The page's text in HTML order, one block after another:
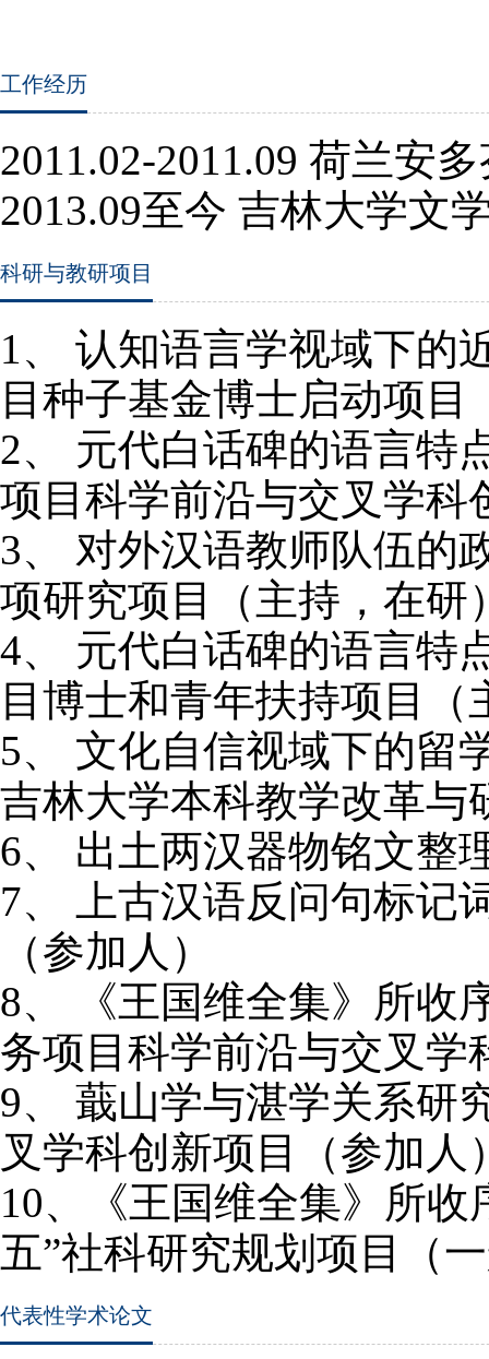
工作经历
2011.02-2011.09 荷兰安
2013.09至今 吉林大学文
科研与教研项目
1、 认知语言学视域下的
目种子基金博士启动项目
2、 元代白话碑的语言特
项目科学前沿与交叉学科
3、 对外汉语教师队伍的
项研究项目（主持，在研
4、 元代白话碑的语言特
目博士和青年扶持项目（
5、 文化自信视域下的留
吉林大学本科教学改革与
6、 出土两汉器物铭文整
7、
上古汉语反问句标
（参加人）
8、
《王国维全集》所收
务项目科学前沿与交叉学
9、 蕺山学与湛学关系研
叉学科创新项目（参加人
10、
《王国维全集》所
五”社科研究规划项目（
代表性学术论文